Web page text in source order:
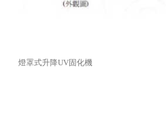
燈罩式升降UV固化機